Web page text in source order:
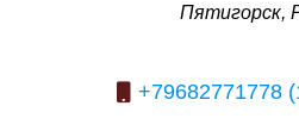
Пятигорск,
+79682771778